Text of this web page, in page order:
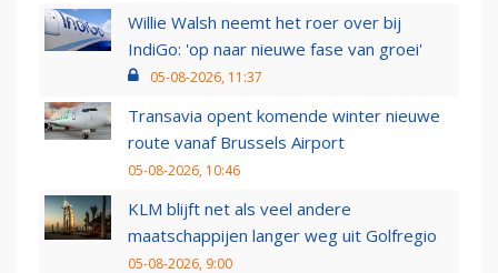
Willie Walsh neemt het roer over bij
IndiGo: 'op naar nieuwe fase van groei'
05-08-2026, 11:37
Transavia opent komende winter nieuwe
route vanaf Brussels Airport
05-08-2026, 10:46
KLM blijft net als veel andere
maatschappijen langer weg uit Golfregio
05-08-2026, 9:00